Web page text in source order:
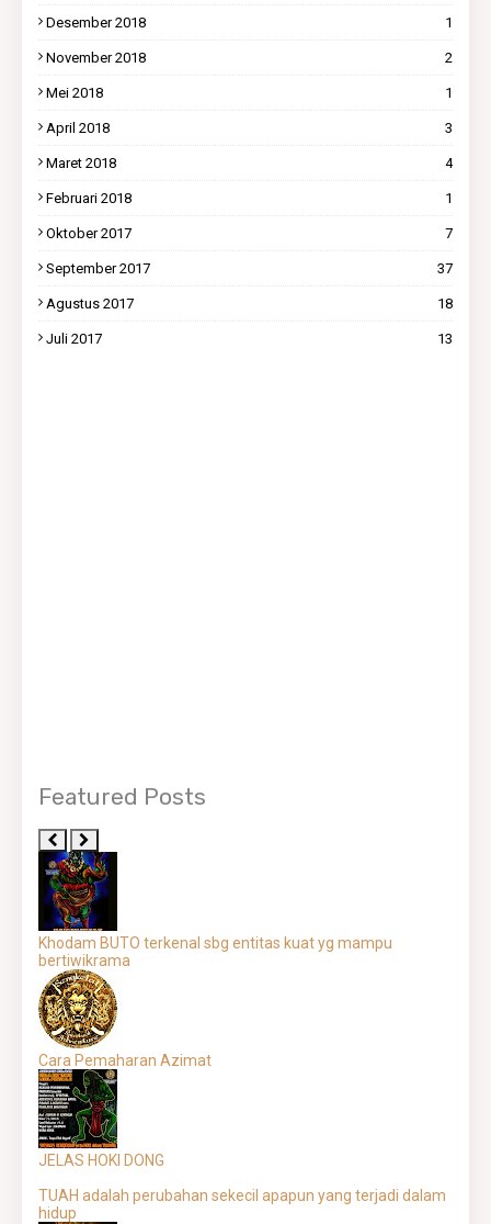
Desember 2018 1
November 2018 2
Mei 2018 1
April 2018 3
Maret 2018 4
Februari 2018 1
Oktober 2017 7
September 2017 37
Agustus 2017 18
Juli 2017 13
Featured Posts
Khodam BUTO terkenal sbg entitas kuat yg mampu
bertiwikrama
Cara Pemaharan Azimat
JELAS HOKI DONG
TUAH adalah perubahan sekecil apapun yang terjadi dalam
hidup